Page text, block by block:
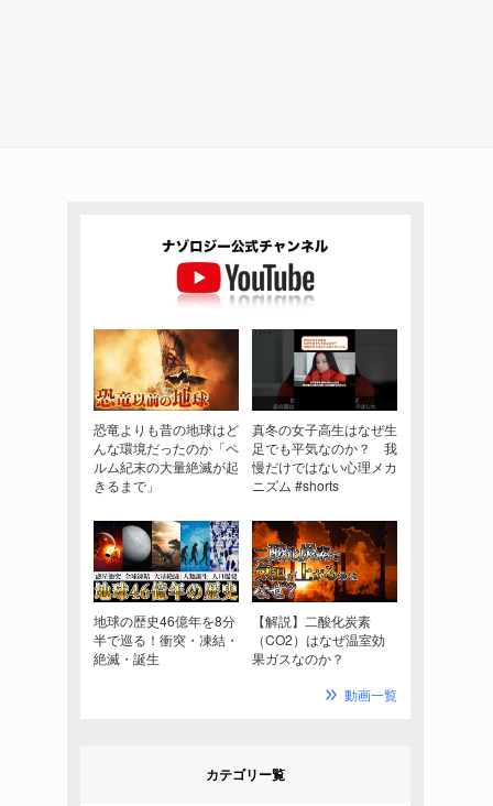
恐竜よりも昔の地球はど
んな環境だったのか「ペ
ルム紀末の大量絶滅が起
きるまで」
真冬の女子高生はなぜ生
足でも平気なのか？ 我
慢だけではない心理メカ
ニズム #shorts
地球の歴史46億年を8分
半で巡る！衝突・凍結・
絶滅・誕生
【解説】二酸化炭素
（CO2）はなぜ温室効
果ガスなのか？
動画一覧
カテゴリー覧